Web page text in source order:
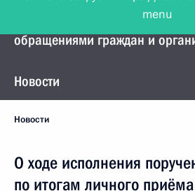
Управление Президента по
обращениями граждан и
Новости
Новости
О ходе исполнения
по итогам личного
menu